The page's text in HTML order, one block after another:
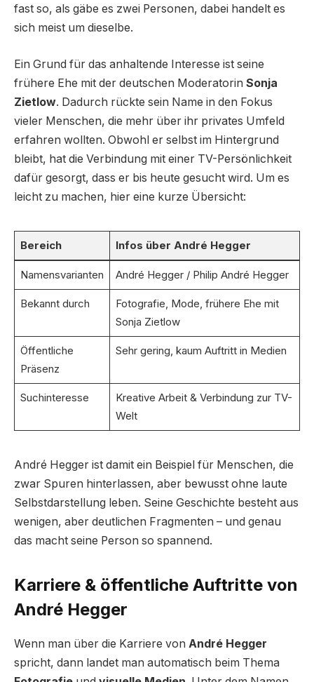
fast so, als gäbe es zwei Personen, dabei handelt es
sich meist um dieselbe.
Ein Grund für das anhaltende Interesse ist seine
frühere Ehe mit der deutschen Moderatorin Sonja
Zietlow. Dadurch rückte sein Name in den Fokus
vieler Menschen, die mehr über ihr privates Umfeld
erfahren wollten. Obwohl er selbst im Hintergrund
bleibt, hat die Verbindung mit einer TV-Persönlichkeit
dafür gesorgt, dass er bis heute gesucht wird. Um es
leicht zu machen, hier eine kurze Übersicht:
Bereich Infos über André Hegger
Namensvarianten André Hegger / Philip André Hegger
Bekannt durch
Fotografie, Mode, frühere Ehe mit
Sonja Zietlow
Öffentliche
Präsenz
Sehr gering, kaum Auftritt in Medien
Suchinteresse
Kreative Arbeit & Verbindung zur TV-
Welt
André Hegger ist damit ein Beispiel für Menschen, die
zwar Spuren hinterlassen, aber bewusst ohne laute
Selbstdarstellung leben. Seine Geschichte besteht aus
wenigen, aber deutlichen Fragmenten – und genau
das macht seine Person so spannend.
Karriere & öffentliche Auftritte von
André Hegger
Wenn man über die Karriere von André Hegger
spricht, dann landet man automatisch beim Thema